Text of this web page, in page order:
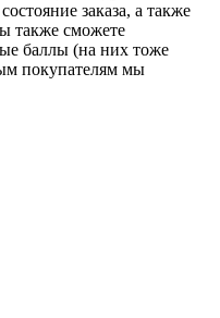
заказа, а также
также сможете
баллы (на них тоже
покупателям мы